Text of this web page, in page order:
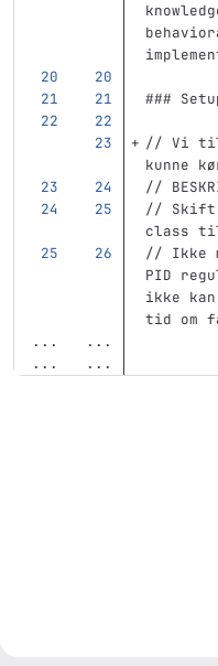
###
// Vi
kunne
//
// Skift
class
// Ikke
PID
ikke
tid om
...
...
...
...